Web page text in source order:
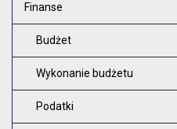
Finanse
Budżet
Wykonanie budżetu
Podatki